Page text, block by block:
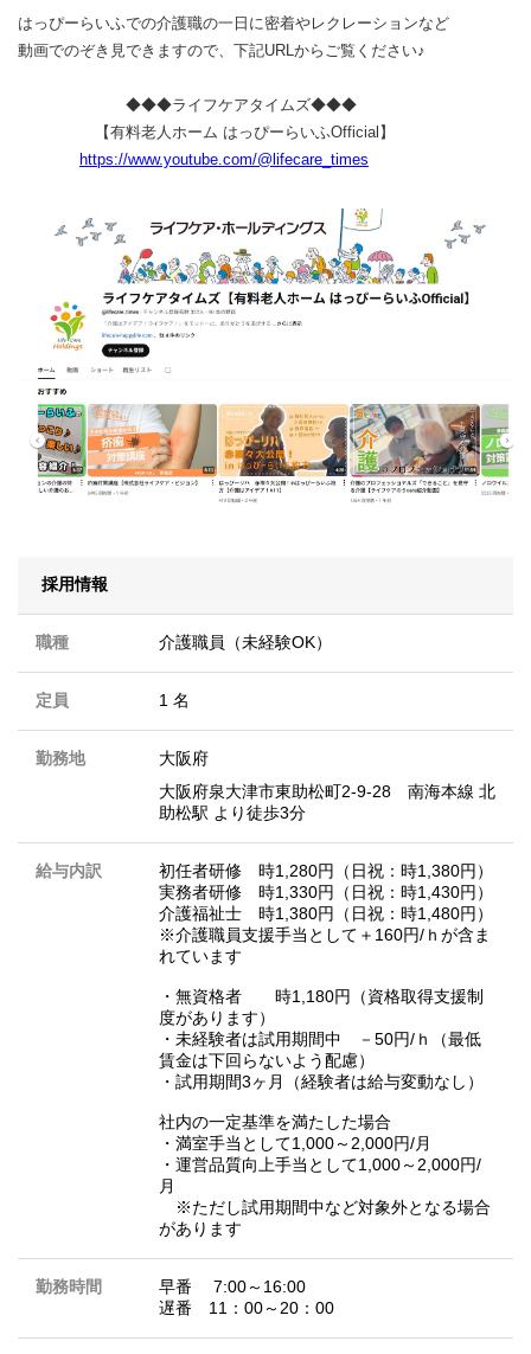
はっぴーらいふでの介護職の一日に密着やレクレーションなど
動画でのぞき見できますので、下記URLからご覧ください♪
◆◆◆ライフケアタイムズ◆◆◆
【有料老人ホーム はっぴーらいふOfficial】
https://www.youtube.com/@lifecare_times
採用情報
職種 介護職員（未経験OK）
定員 1 名
勤務地
大阪府
大阪府泉大津市東助松町2-9-28 南海本線 北
助松駅 より徒歩3分
給与内訳
初任者研修 時1,280円（日祝：時1,380円）
実務者研修 時1,330円（日祝：時1,430円）
介護福祉士 時1,380円（日祝：時1,480円）
※介護職員支援手当として＋160円/ｈが含ま
れています
・無資格者 時1,180円（資格取得支援制
度があります）
・未経験者は試用期間中 －50円/ｈ（最低
賃金は下回らないよう配慮）
・試用期間3ヶ月（経験者は給与変動なし）
社内の一定基準を満たした場合
・満室手当として1,000～2,000円/月
・運営品質向上手当として1,000～2,000円/
月
※ただし試用期間中など対象外となる場合
があります
勤務時間
早番 7:00～16:00
遅番 11：00～20：00